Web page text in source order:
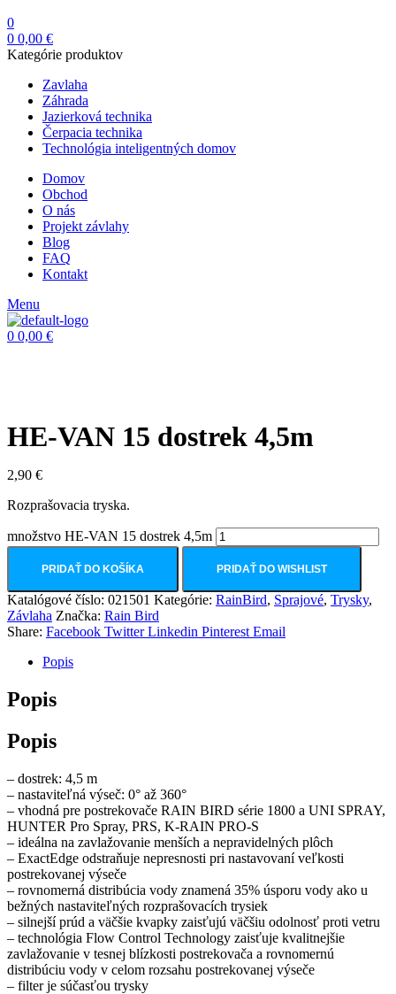
0
0 0,00 €
Kategórie produktov
Zavlaha
Záhrada
Jazierková technika
Čerpacia technika
Technológia inteligentných domov
Domov
Obchod
O nás
Projekt závlahy
Blog
FAQ
Kontakt
Menu
0 0,00 €
HE-VAN 15 dostrek 4,5m
2,90 €
Rozprašovacia tryska.
množstvo HE-VAN 15 dostrek 4,5m
PRIDAŤ DO KOŠÍKA PRIDAŤ DO WISHLIST
Katalógové číslo: 021501 Kategórie: RainBird, Sprajové, Trysky,
Závlaha Značka: Rain Bird
Share: Facebook Twitter Linkedin Pinterest Email
Popis
Popis
Popis
– dostrek: 4,5 m
– nastaviteľná výseč: 0° až 360°
– vhodná pre postrekovače RAIN BIRD série 1800 a UNI SPRAY,
HUNTER Pro Spray, PRS, K-RAIN PRO-S
– ideálna na zavlažovanie menších a nepravidelných plôch
– ExactEdge odstraňuje nepresnosti pri nastavovaní veľkosti
postrekovanej výseče
– rovnomerná distribúcia vody znamená 35% úsporu vody ako u
bežných nastaviteľných rozprašovacích trysiek
– silnejší prúd a väčšie kvapky zaisťujú väčšiu odolnosť proti vetru
– technológia Flow Control Technology zaisťuje kvalitnejšie
zavlažovanie v tesnej blízkosti postrekovača a rovnomernú
distribúciu vody v celom rozsahu postrekovanej výseče
– filter je súčasťou trysky